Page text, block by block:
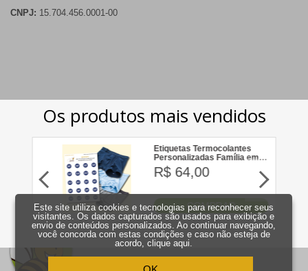
CNPJ: 15.704.456.0001-00
Este site utiliza cookies e tecnologias para reconhecer seus
visitantes. Os dados capturados são usados para exibição e
envio de conteúdos personalizados. Ao continuar navegando,
você concorda com estas condições e caso não esteja de
acordo,clique aqui.